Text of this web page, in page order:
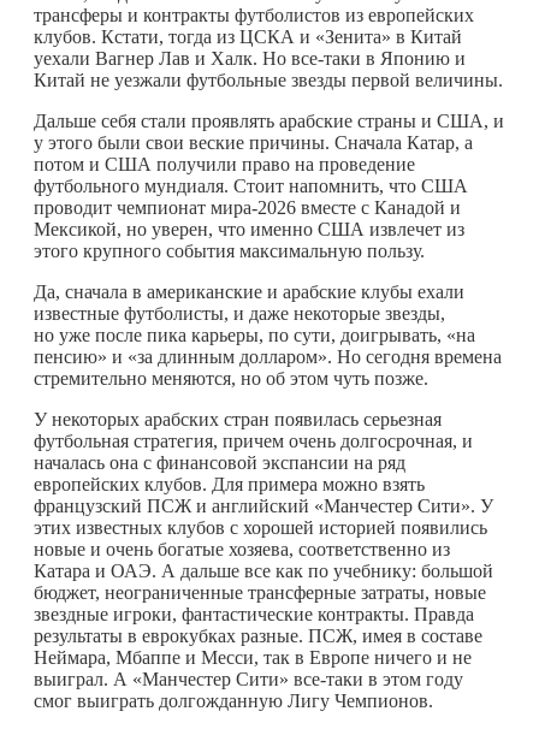
трансферы и контракты футболистов из европейских
клубов. Кстати, тогда из ЦСКА и «Зенита» в Китай
уехали Вагнер Лав и Халк. Но все-таки в Японию и
Китай не уезжали футбольные звезды первой величины.
Дальше себя стали проявлять арабские страны и США, и
у этого были свои веские причины. Сначала Катар, а
потом и США получили право на проведение
футбольного мундиаля. Стоит напомнить, что США
проводит чемпионат мира-2026 вместе с Канадой и
Мексикой, но уверен, что именно США извлечет из
этого крупного события максимальную пользу.
Да, сначала в американские и арабские клубы ехали
известные футболисты, и даже некоторые звезды,
но уже после пика карьеры, по сути, доигрывать, «на
пенсию» и «за длинным долларом». Но сегодня времена
стремительно меняются, но об этом чуть позже.
У некоторых арабских стран появилась серьезная
футбольная стратегия, причем очень долгосрочная, и
началась она с финансовой экспансии на ряд
европейских клубов. Для примера можно взять
французский ПСЖ и английский «Манчестер Сити». У
этих известных клубов с хорошей историей появились
новые и очень богатые хозяева, соответственно из
Катара и ОАЭ. А дальше все как по учебнику: большой
бюджет, неограниченные трансферные затраты, новые
звездные игроки, фантастические контракты. Правда
результаты в еврокубках разные. ПСЖ, имея в составе
Неймара, Мбаппе и Месси, так в Европе ничего и не
выиграл. А «Манчестер Сити» все-таки в этом году
смог выиграть долгожданную Лигу Чемпионов.